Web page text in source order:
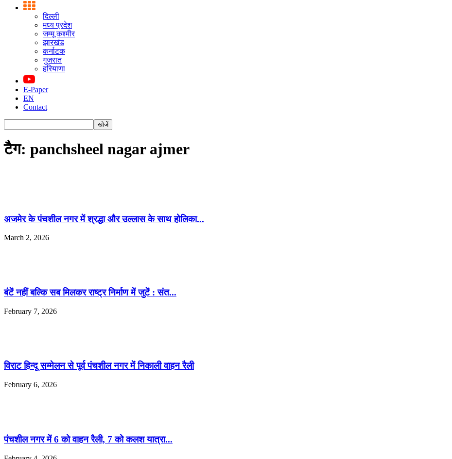
दिल्ली
मध्य प्रदेश
जम्मू कश्मीर
झारखंड
कर्नाटक
गुजरात
हरियाणा
E-Paper
EN
Contact
टैग: panchsheel nagar ajmer
अजमेर के पंचशील नगर में श्रद्धा और उल्लास के साथ होलिका...
March 2, 2026
बंटें नहीं बल्कि सब मिलकर राष्ट्र निर्माण में जुटें : संत...
February 7, 2026
विराट हिन्दू सम्मेलन से पूर्व पंचशील नगर में निकाली वाहन रैली
February 6, 2026
पंचशील नगर में 6 को वाहन रैली, 7 को कलश यात्रा...